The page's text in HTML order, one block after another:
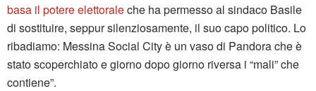
basa il potere elettoraleche ha permesso al sindaco Basile
di sostituire, seppur silenziosamente, il suo capo politico. Lo
ribadiamo: Messina Social City è un vaso di Pandora che è
stato scoperchiato e giorno dopo giorno riversa i “mali” che
contiene”.